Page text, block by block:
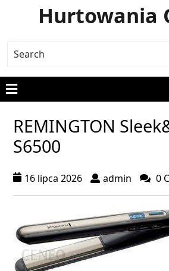
Hurtowania
REMINGTON
S6500
16 lipca 2026 admin 0